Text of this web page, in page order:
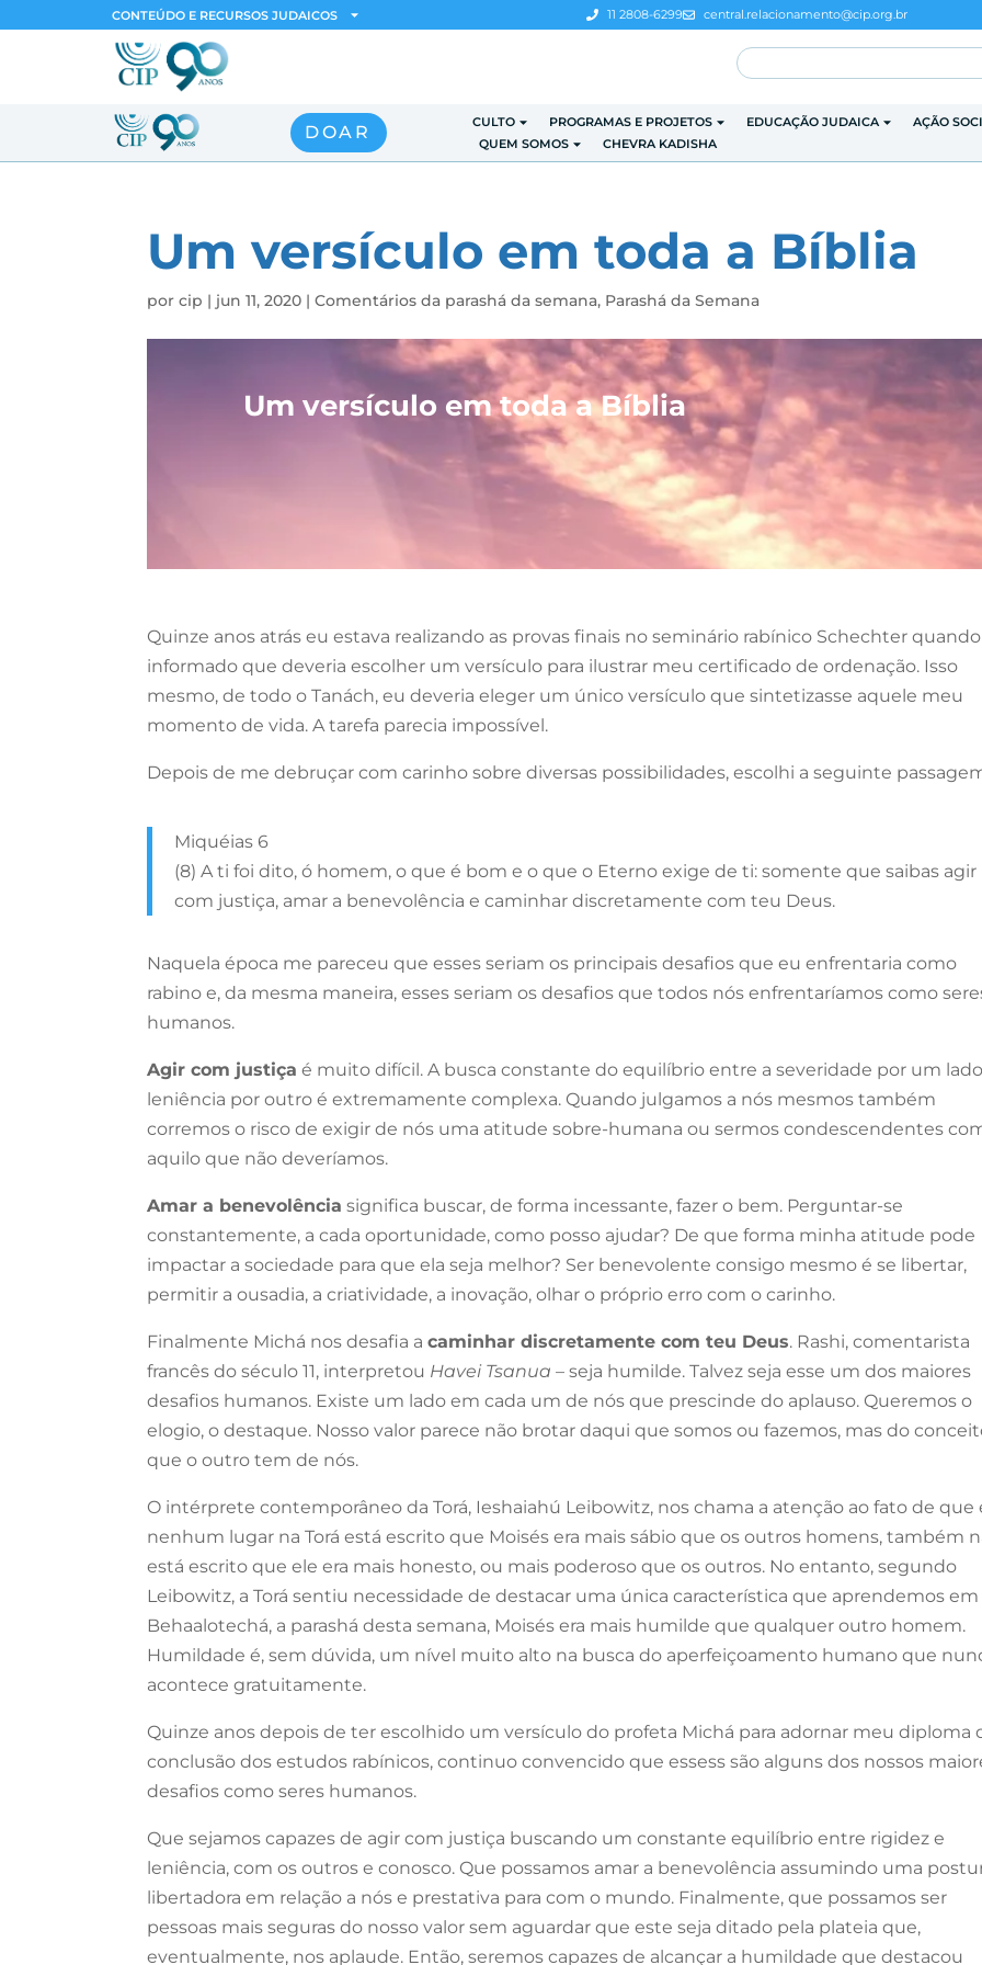
CONTEÚDO E RECURSOS JUDAICOS 11 2808-6299 central.relacionamento@cip.org.br
DOAR CULTO PROGRAMAS E PROJETOS EDUCAÇÃO JUDAICA AÇÃO
QUEM SOMOS
CHEVRA KADISHA
Um versículo em toda a Bíblia
porcip | jun 11, 2020 |Comentários da parashá da semana, Parashá da Semana
Um versículo em toda a Bíblia
Quinze anos atrás eu estava realizando as provas finais no seminário rabínico Schechter
informado que deveria escolher um versículo para ilustrar meu certificado de ordenação. Isso
mesmo, de todo o Tanách, eu deveria eleger um único versículo que sintetizasse aquele meu
momento de vida. A tarefa parecia impossível.
Depois de me debruçar com carinho sobre diversas possibilidades, escolhi a seguinte
Miquéias 6
(8) A ti foi dito, ó homem, o que é bom e o que o Eterno exige de ti: somente que saibas agir
com justiça, amar a benevolência e caminhar discretamente com teu Deus.
Naquela época me pareceu que esses seriam os principais desafios que eu enfrentaria como
rabino e, da mesma maneira, esses seriam os desafios que todos nós enfrentaríamos como
humanos.
Agir com justiça é muito difícil. A busca constante do equilíbrio entre a severidade por um
leniência por outro é extremamente complexa. Quando julgamos a nós mesmos também
corremos o risco de exigir de nós uma atitude sobre-humana ou sermos condescendentes
aquilo que não deveríamos.
Amar a benevolência significa buscar, de forma incessante, fazer o bem. Perguntar-se
constantemente, a cada oportunidade, como posso ajudar? De que forma minha atitude pode
impactar a sociedade para que ela seja melhor? Ser benevolente consigo mesmo é se libertar,
permitir a ousadia, a criatividade, a inovação, olhar o próprio erro com o carinho.
Finalmente Michá nos desafia acaminhar discretamente com teu Deus. Rashi, comentarista
francês do século 11, interpretou Havei Tsanua – seja humilde. Talvez seja esse um dos maiores
desafios humanos. Existe um lado em cada um de nós que prescinde do aplauso. Queremos o
elogio, o destaque. Nosso valor parece não brotar daqui que somos ou fazemos, mas do
que o outro tem de nós.
O intérprete contemporâneo da Torá, Ieshaiahú Leibowitz, nos chama a atenção ao fato de que
nenhum lugar na Torá está escrito que Moisés era mais sábio que os outros homens, também
está escrito que ele era mais honesto, ou mais poderoso que os outros. No entanto, segundo
Leibowitz, a Torá sentiu necessidade de destacar uma única característica que aprendemos em
Behaalotechá, a parashá desta semana, Moisés era mais humilde que qualquer outro homem.
Humildade é, sem dúvida, um nível muito alto na busca do aperfeiçoamento humano que
acontece gratuitamente.
Quinze anos depois de ter escolhido um versículo do profeta Michá para adornar meu diploma
conclusão dos estudos rabínicos, continuo convencido que essess são alguns dos nossos
desafios como seres humanos.
Que sejamos capazes de agir com justiça buscando um constante equilíbrio entre rigidez e
leniência, com os outros e conosco. Que possamos amar a benevolência assumindo uma
libertadora em relação a nós e prestativa para com o mundo. Finalmente, que possamos ser
pessoas mais seguras do nosso valor sem aguardar que este seja ditado pela plateia que,
eventualmente, nos aplaude. Então, seremos capazes de alcançar a humildade que destacou